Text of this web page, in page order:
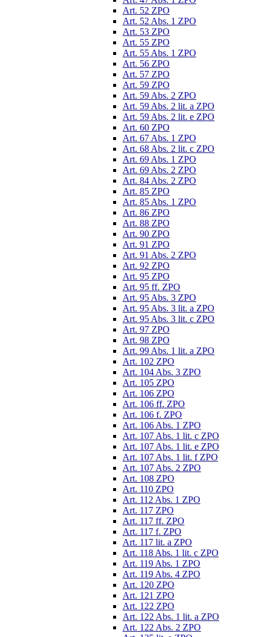
Art. 52 ZPO
Art. 52 Abs. 1 ZPO
Art. 53 ZPO
Art. 55 ZPO
Art. 55 Abs. 1 ZPO
Art. 56 ZPO
Art. 57 ZPO
Art. 59 ZPO
Art. 59 Abs. 2 ZPO
Art. 59 Abs. 2 lit. a ZPO
Art. 59 Abs. 2 lit. e ZPO
Art. 60 ZPO
Art. 67 Abs. 1 ZPO
Art. 68 Abs. 2 lit. c ZPO
Art. 69 Abs. 1 ZPO
Art. 69 Abs. 2 ZPO
Art. 84 Abs. 2 ZPO
Art. 85 ZPO
Art. 85 Abs. 1 ZPO
Art. 86 ZPO
Art. 88 ZPO
Art. 90 ZPO
Art. 91 ZPO
Art. 91 Abs. 2 ZPO
Art. 92 ZPO
Art. 95 ZPO
Art. 95 ff. ZPO
Art. 95 Abs. 3 ZPO
Art. 95 Abs. 3 lit. a ZPO
Art. 95 Abs. 3 lit. c ZPO
Art. 97 ZPO
Art. 98 ZPO
Art. 99 Abs. 1 lit. a ZPO
Art. 102 ZPO
Art. 104 Abs. 3 ZPO
Art. 105 ZPO
Art. 106 ZPO
Art. 106 ff. ZPO
Art. 106 f. ZPO
Art. 106 Abs. 1 ZPO
Art. 107 Abs. 1 lit. c ZPO
Art. 107 Abs. 1 lit. e ZPO
Art. 107 Abs. 1 lit. f ZPO
Art. 107 Abs. 2 ZPO
Art. 108 ZPO
Art. 110 ZPO
Art. 112 Abs. 1 ZPO
Art. 117 ZPO
Art. 117 ff. ZPO
Art. 117 f. ZPO
Art. 117 lit. a ZPO
Art. 118 Abs. 1 lit. c ZPO
Art. 119 Abs. 1 ZPO
Art. 119 Abs. 4 ZPO
Art. 120 ZPO
Art. 121 ZPO
Art. 122 ZPO
Art. 122 Abs. 1 lit. a ZPO
Art. 122 Abs. 2 ZPO